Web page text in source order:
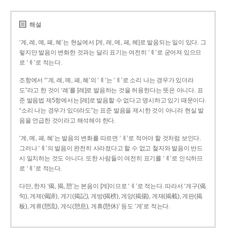
해설
‘계, 례, 몌, 폐, 혜’는 현실에서 [게, 레, 메, 페, 헤]로 발음되는 일이 있다. 그
렇지만 발음이 변화한 것과는 달리 표기는 여전히 ‘ㅖ’로 굳어져 있으므
로 ‘ㅖ’로 적는다.
조항에서 “‘계, 례, 몌, 폐, 혜’의 ‘ㅖ’는 ‘ㅔ’로 소리 나는 경우가 있더라
도”라고 한 것이 ‘례’를 [레]로 발음하는 것을 허용한다는 뜻은 아니다. 표
준 발음법 제5항에서는 [레]로 발음할 수 없다고 명시하고 있기 때문이다.
“소리 나는 경우가 있더라도”는 표준 발음을 제시한 것이 아니라 현실 발
음을 언급한 것이라고 해석해야 한다.
‘계, 몌, 폐, 혜’는 발음의 변화를 따르면 ‘ㅔ’로 적어야 할 것처럼 보인다.
그러나 ‘ㅖ’의 발음이 완전히 사라졌다고 할 수 없고 철자와 발음이 반드
시 일치하는 것도 아니다. 또한 사람들이 여전히 표기를 ‘ㅖ’로 인식하므
로 ‘ㅖ’로 적는다.
다만, 한자 ‘偈, 揭, 憩’는 본음이 [게]이므로 ‘ㅔ’로 적는다. 따라서 ‘게구(偈
句), 게제(偈諦), 게기(揭記), 게방(揭榜), 게양(揭揚), 게재(揭載), 게판(揭
板), 게류(憩流), 게식(憩息), 게휴(憩休)’ 등도 ‘게’로 적는다.